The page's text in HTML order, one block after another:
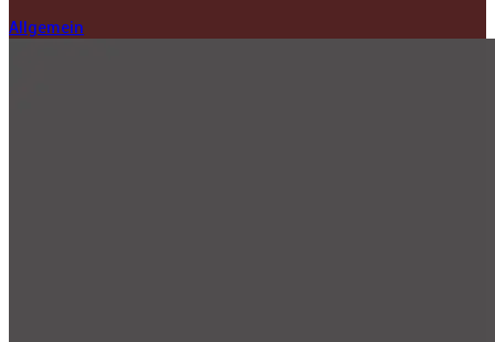
Allgemein